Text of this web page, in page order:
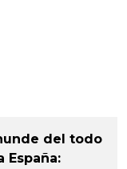
del todo
España: